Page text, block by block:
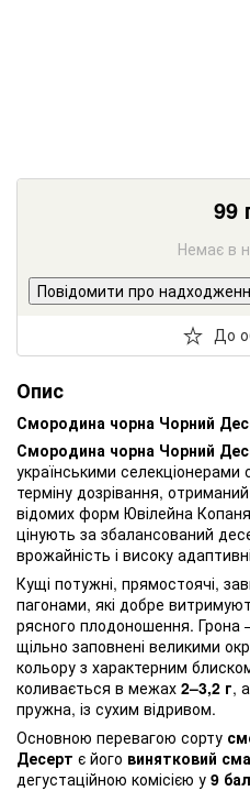
99
Немає в
Повідомити про
До
Опис
Смородина чорна Чорний
Смородина чорна Чорний
українськими селекціонерами
терміну дозрівання,
відомих форм Ювілейна
цінують за збалансований
врожайність і високу
Кущі потужні, прямостоячі,
пагонами, які добре
рясного плодоношення. Грона
щільно заповнені великими
кольору з характерним
коливається в межах 2–3,2 г,
пружна, із сухим відривом.
Основною перевагою сорту
Десерт є його винятковий
дегустаційною комісією у 9